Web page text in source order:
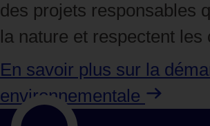
des projets responsables
la nature et respectent les
En savoir plus sur la
environnementale